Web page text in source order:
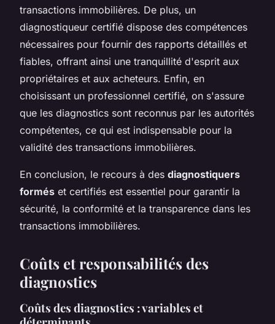
transactions immobilières. De plus, un
diagnostiqueur certifié dispose des compétences
nécessaires pour fournir des rapports détaillés et
fiables, offrant ainsi une tranquillité d'esprit aux
propriétaires et aux acheteurs. Enfin, en
choisissant un professionnel certifié, on s'assure
que les diagnostics sont reconnus par les autorités
compétentes, ce qui est indispensable pour la
validité des transactions immobilières.
En conclusion, le recours à des diagnostiquers
formés et certifiés est essentiel pour garantir la
sécurité, la conformité et la transparence dans les
transactions immobilières.
Coûts et responsabilités des
diagnostics
Coûts des diagnostics : variables et